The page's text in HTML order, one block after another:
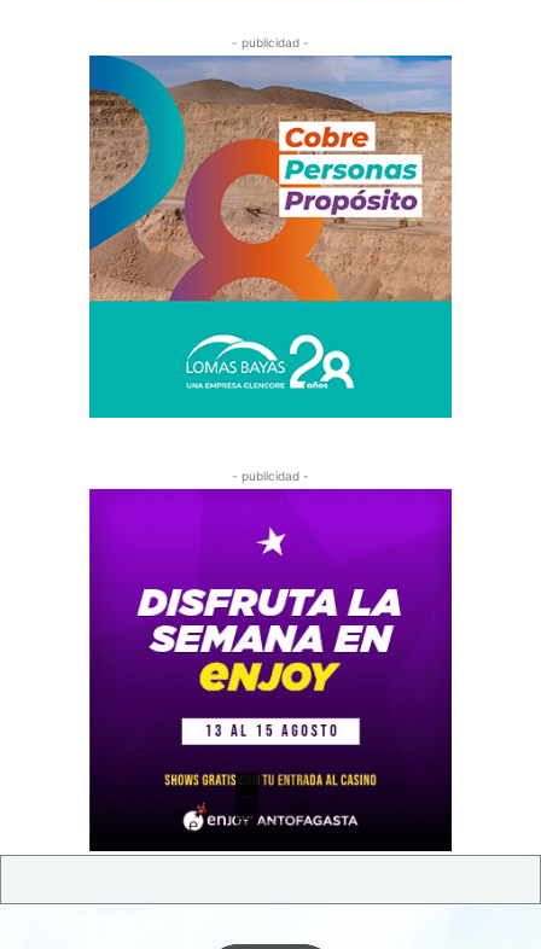
- publicidad -
- publicidad -